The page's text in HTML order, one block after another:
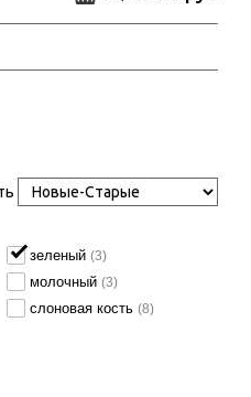
зеленый(3)
молочный(3)
слоновая кость(8)